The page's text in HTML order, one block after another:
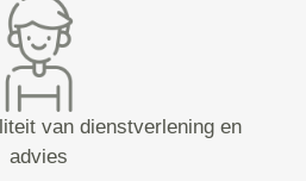
van dienstverlening en
advies